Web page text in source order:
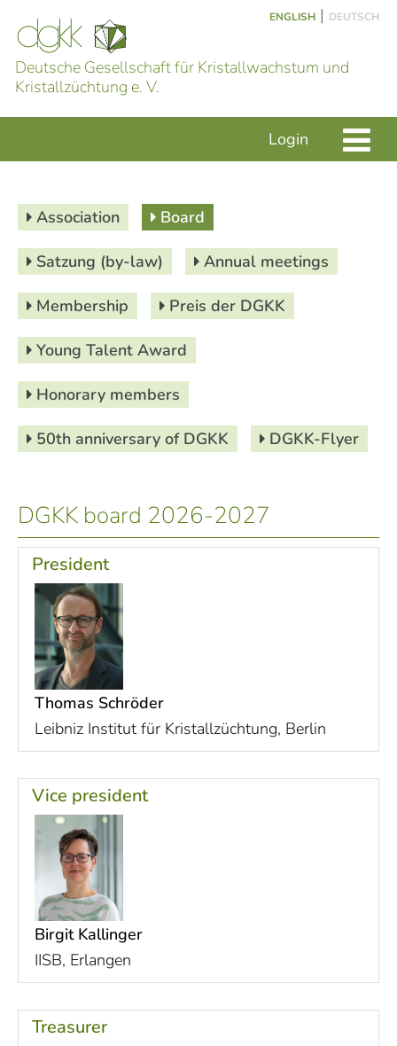
ENGLISH | DEUTSCH
Deutsche Gesellschaft für Kristallwachstum und
Kristallzüchtung e. V.
Login
Association Board
Satzung (by-law) Annual meetings
Membership Preis der DGKK
Young Talent Award
Honorary members
50th anniversary of DGKK DGKK-Flyer
DGKK board 2026-2027
President
Thomas Schröder
Leibniz Institut für Kristallzüchtung, Berlin
Vice president
Birgit Kallinger
IISB, Erlangen
Treasurer